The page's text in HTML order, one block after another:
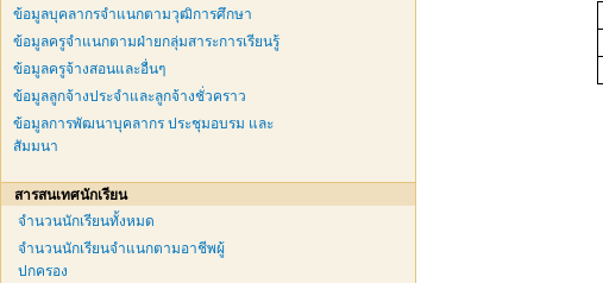
ข้อมูลบุคลากรจำแนกตามวุฒิการศึกษา
ข้อมูลครูจำแนกตามฝ่ายกลุ่มสาระการเรียนรู้
ข้อมูลครูจ้างสอนและอื่นๆ
ข้อมูลลูกจ้างประจำและลูกจ้างชั่วคราว
ข้อมูลการพัฒนาบุคลากร ประชุมอบรม และ
สัมมนา
สารสนเทศนักเรียน
จำนวนนักเรียนทั้งหมด
จำนวนนักเรียนจำแนกตามอาชีพผู้
ปกครอง